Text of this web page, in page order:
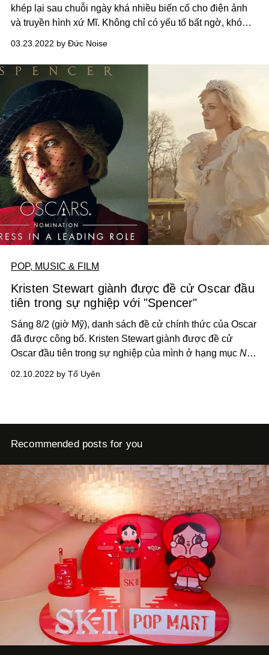
khép lại sau chuỗi ngày khá nhiều biến cố cho điện ảnh
và truyền hình xứ Mĩ. Không chỉ có yếu tố bất ngờ, khó
đua".
03.23.2022 by Đức Noise
POP, MUSIC & FILM
Kristen Stewart giành được đề cử Oscar đầu
tiên trong sự nghiệp với "Spencer"
Sáng 8/2 (giờ Mỹ), danh sách đề cử chính thức của Oscar
đã được công bố. Kristen Stewart giành được đề cử
Oscar đầu tiên trong sự nghiệp của mình ở hạng mục Nữ
diễn viên chính xuất sắc nhất
02.10.2022 by Tố Uyên
Recommended posts for you